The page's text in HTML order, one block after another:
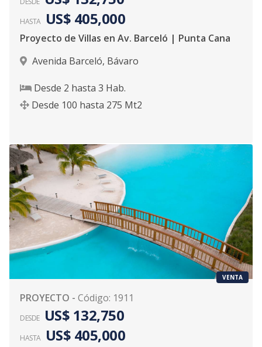
HASTA US$ 405,000
Proyecto de Villas en Av. Barceló | Punta Cana
Avenida Barceló, Bávaro
Desde 2 hasta 3 Hab.
Desde 100 hasta 275 Mt2
VENTA
PROYECTO - Código: 1911
DESDE US$ 132,750
HASTA US$ 405,000